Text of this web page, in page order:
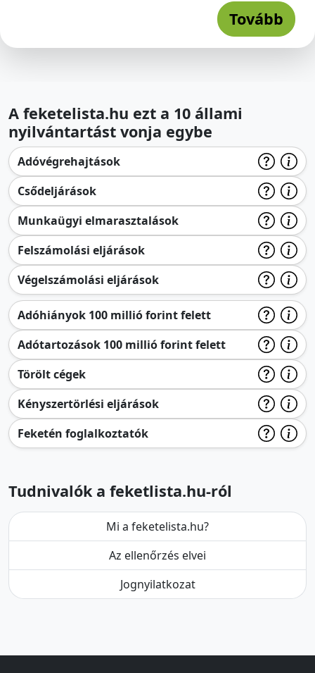
Tovább
A feketelista.hu ezt a 10 állami
nyilvántartást vonja egybe
Adóvégrehajtások
Csődeljárások
Munkaügyi elmarasztalások
Felszámolási eljárások
Végelszámolási eljárások
Adóhiányok 100 millió forint felett
Adótartozások 100 millió forint felett
Törölt cégek
Kényszertörlési eljárások
Feketén foglalkoztatók
Tudnivalók a feketlista.hu-ról
Mi a feketelista.hu?
Az ellenőrzés elvei
Jognyilatkozat